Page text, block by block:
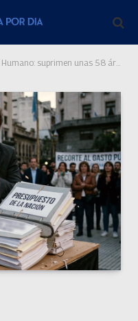
58 áreas y otras 42 se unificarán o degradarán